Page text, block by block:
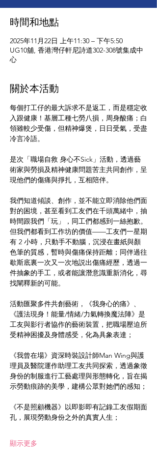
時間和地點
2025年11月22日 上午11:30 – 下午5:50
UG10舖, 香港灣仔軒尼詩道302-308號集成中
心
關於本活動
每個打工仔的最大訴求不是返工，而是穩定收
入跟健康！基層工種七勞八損，周身酸痛；白
領雖較少受傷，但精神爆煲，日日受氣，受盡
冷言冷語。
是次「職場自救 身心不Sick」活動，透過藝
術家與勞損及精神健康問題苦主共同創作，呈
現他們的傷痛與掙扎，互相陪伴。
我們知道傾談、創作，並不能立即消除他們面
對的困境，甚至看到工友們在千頭萬緒中，抽
時間跟我們「玩」，同工們都感到一絲抱歉。
但我們都看到工作坊的價值——工友們一星期
有 2 小時，只動手不動腦，沉浸在畫紙與顏
色筆的質感，暫時與傷痛保持距離；同伴過往
歇斯底裏一次又一次地説出傷痛經歷，透過一
件抽象的手工，或者能讓潛意識重新消化，尋
找闡釋新的可能。
活動匯聚多件共創藝術，《我身心的痛》、
《護法現身！能量/情緒/力氣轉換魔法陣》是
工友與影行者協作的藝術裝置，把職場壓迫所
受精神困擾及身體感受，化為具象表達；
《我曾在場》資深時裝設計師Man Wing與護
理員及醫院運作助理工友共同探索，透過象徵
身份的制服進行工藝處理與形態轉化，旨在揭
示勞動痕跡的美學，建構公眾對她們的感知；
《不是照顧機器》以即影即有記錄工友假期面
孔，展現勞動身份之外的真實人生；
顯示更多